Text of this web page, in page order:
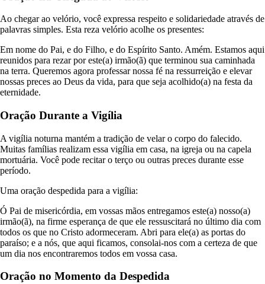
Ao chegar ao velório, você expressa respeito e solidariedade através de
palavras simples. Esta reza velório acolhe os presentes:
Em nome do Pai, e do Filho, e do Espírito Santo. Amém. Estamos aqui
reunidos para rezar por este(a) irmão(ã) que terminou sua caminhada
na terra. Queremos agora professar nossa fé na ressurreição e elevar
nossas preces ao Deus da vida, para que seja acolhido(a) na festa da
eternidade.
Oração Durante a Vigília
A vigília noturna mantém a tradição de velar o corpo do falecido.
Muitas famílias realizam essa vigília em casa, na igreja ou na capela
mortuária. Você pode recitar o terço ou outras preces durante esse
período.
Uma oração despedida para a vigília:
Ó Pai de misericórdia, em vossas mãos entregamos este(a) nosso(a)
irmão(ã), na firme esperança de que ele ressuscitará no último dia com
todos os que no Cristo adormeceram. Abri para ele(a) as portas do
paraíso; e a nós, que aqui ficamos, consolai-nos com a certeza de que
um dia nos encontraremos todos em vossa casa.
Oração no Momento da Despedida